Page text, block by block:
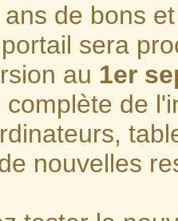
de bons
sera
au 1er
complète de
nouvelles